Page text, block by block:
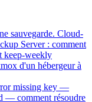
sauvegarde. Cloud-
Server : comment
keep-weekly
d'un hébergeur à
missing key —
— comment résoudre